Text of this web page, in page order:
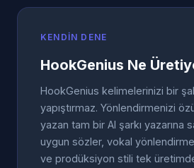
KENDIN DENE
HookGenius Ne
HookGenius kelimelerinizi bir
yapıştırmaz. Yönlendirmenizi
yazan tam bir AI şarkı yazarına
uygun sözler, vokal
ve prodüksiyon stili tek